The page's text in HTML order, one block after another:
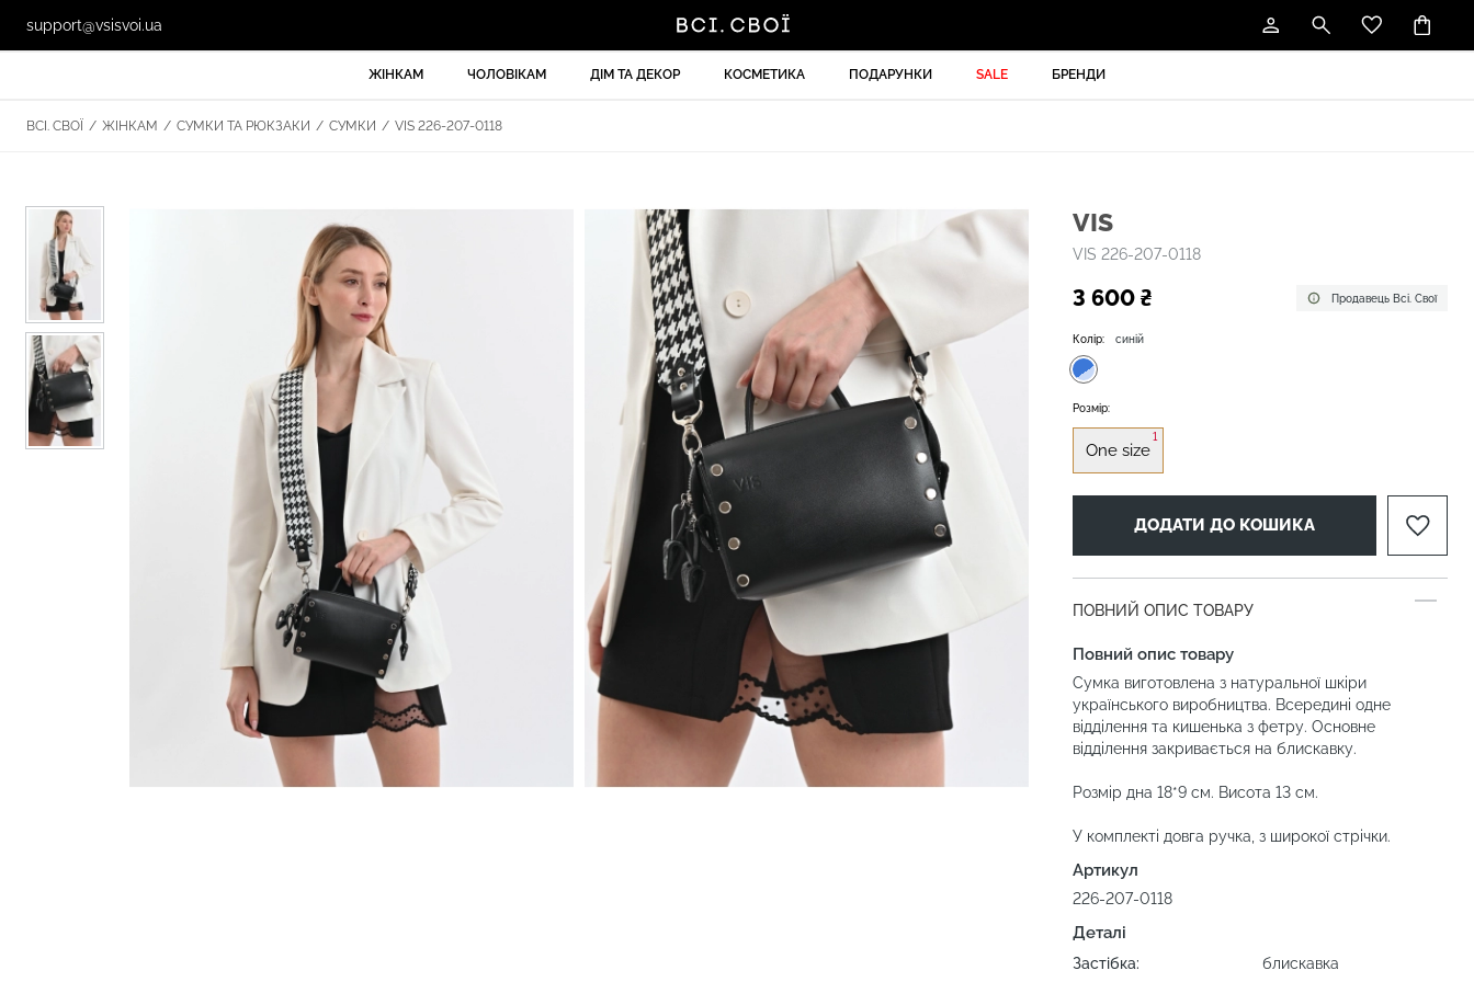
support@vsisvoi.ua
ЖІНКАМ ЧОЛОВІКАМ ДІМ ТА ДЕКОР КОСМЕТИКА ПОДАРУНКИ SALE БРЕНДИ
ВСІ. СВОЇ / ЖІНКАМ / СУМКИ ТА РЮКЗАКИ / СУМКИ / VIS 226-207-0118
VIS
VIS 226-207-0118
3 600 ₴ Продавець Всі. Свої
Колір: синій
Розмір:
One size
1
ДОДАТИ ДО КОШИКА
ПОВНИЙ ОПИС ТОВАРУ
Повний опис товару
Сумка виготовлена з натуральної шкіри
українського виробництва. Всередині одне
відділення та кишенька з фетру. Основне
відділення закривається на блискавку.
Розмір дна 18*9 см. Висота 13 см.
У комплекті довга ручка, з широкої стрічки.
Артикул
226-207-0118
Деталі
Застібка: блискавка